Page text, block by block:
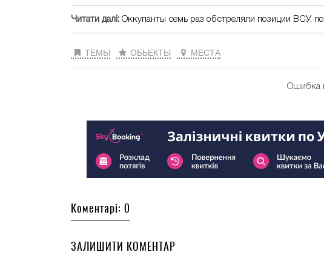
Читати далі: Оккупанты семь раз обстреляли позиции ВСУ,
ТЕМЫ ОБЬЕКТЫ МЕСТА
Ошибка
Коментарі: 0
ЗАЛИШИТИ КОМЕНТАР